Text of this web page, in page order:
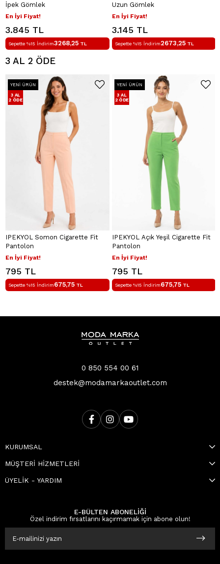
İpek Gömlek
En İyi Fiyat!
3.845 TL
Sepette %15 İndirim3268,25 TL
Uzun Gömlek
En İyi Fiyat!
3.145 TL
Sepette %15 İndirim2673,25TL
3 AL 2 ÖDE
YENI ÜRÜN
3 AL
2 ÖDE
IPEKYOL Somon Cigarette Fit
Pantolon
En İyi Fiyat!
795 TL
Sepette %15 İndirim675,75 TL
YENI ÜRÜN
3 AL
2 ÖDE
IPEKYOL Açık Yeşil Cigarette Fit
Pantolon
En İyi Fiyat!
795 TL
Sepette %15 İndirim675,75TL
0 850 554 00 61
destek@modamarkaoutlet.com
KURUMSAL
MÜŞTERİ HİZMETLERİ
ÜYELİK - YARDIM
E-BÜLTEN ABONELİĞİ
Özel indirim fırsatlarını kaçırmamak için abone olun!